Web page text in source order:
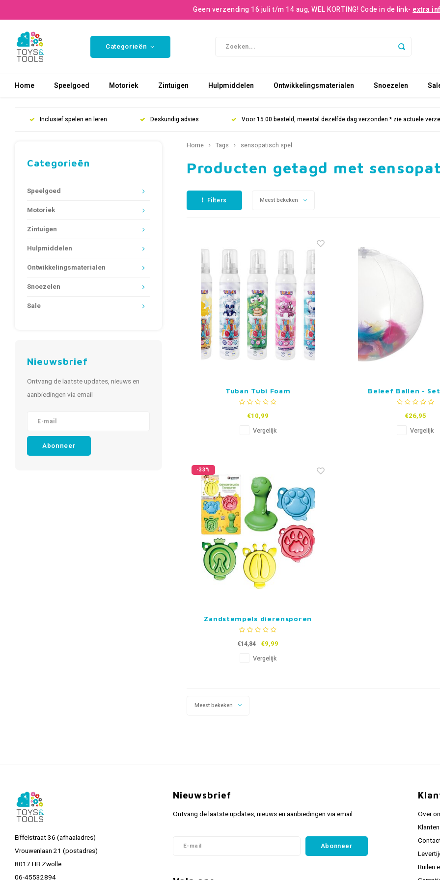
Geen verzending 16 juli t/m 14 aug, WEL KORTING! Code in de link- extra
Categorieën
Home Speelgoed Motoriek Zintuigen Hulpmiddelen Ontwikkelingsmaterialen Snoezelen
Inclusief spelen en leren Deskundig advies Voor 15.00 besteld, meestal dezelfde dag verzonden * zie actuele
Categorieën
Speelgoed
Motoriek
Zintuigen
Hulpmiddelen
Ontwikkelingsmaterialen
Snoezelen
Sale
Nieuwsbrief
Ontvang de laatste updates, nieuws en
aanbiedingen via email
Abonneer
Home Tags sensopatisch spel
Producten getagd met
Filters Meest bekeken
Tuban Tubi Foam
€10,99
Vergelijk
Beleef Ballen -
€26,95
Vergelijk
-33%
Zandstempels dierensporen
€14,84 €9,99
Vergelijk
Meest bekeken
Eiffelstraat 36 (afhaaladres)
Vrouwenlaan 21 (postadres)
8017 HB Zwolle
06-45532894
Nieuwsbrief
Ontvang de laatste updates, nieuws en aanbiedingen via email
Abonneer
Over
Ruilen